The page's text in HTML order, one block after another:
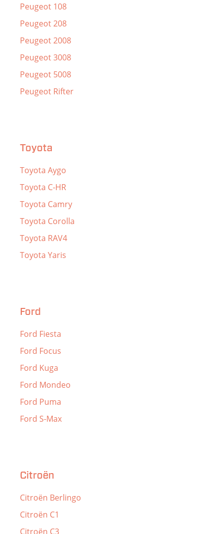
Peugeot 108
Peugeot 208
Peugeot 2008
Peugeot 3008
Peugeot 5008
Peugeot Rifter
Toyota
Toyota Aygo
Toyota C-HR
Toyota Camry
Toyota Corolla
Toyota RAV4
Toyota Yaris
Ford
Ford Fiesta
Ford Focus
Ford Kuga
Ford Mondeo
Ford Puma
Ford S-Max
Citroën
Citroën Berlingo
Citroën C1
Citroën C3